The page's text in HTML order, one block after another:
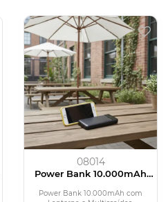
08014
Power Bank 10.000mAh
Multissaídas
Power Bank 10.000mAh com